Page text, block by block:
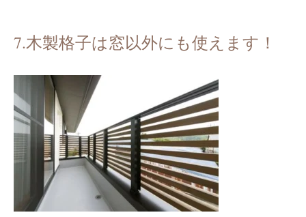
7.木製格子は窓以外にも使えます！